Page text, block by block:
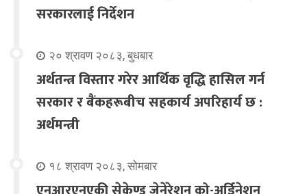
सरकारलाई निर्देशन
२० श्रावण २०८३, बुधबार
अर्थतन्त्र विस्तार गरेर आर्थिक वृद्धि हासिल गर्न
सरकार र बैंकहरूबीच सहकार्य अपरिहार्य छ :
अर्थमन्त्री
१८ श्रावण २०८३, सोमबार